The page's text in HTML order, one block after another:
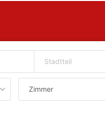
Stadtteil
Zimmer